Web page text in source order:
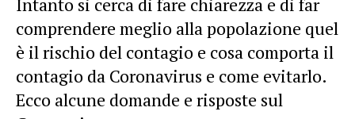
comprendere meglio alla popolazione quel
è il rischio del contagio e cosa comporta il
contagio da Coronavirus e come evitarlo.
Ecco alcune domande e risposte sul